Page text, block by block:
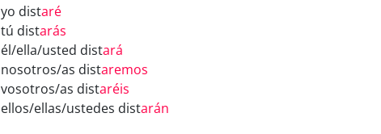
yo distaré
tú distarás
él/ella/usted distará
nosotros/as distaremos
vosotros/as distaréis
ellos/ellas/ustedes distarán